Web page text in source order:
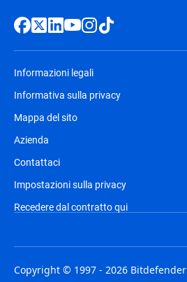
Informazioni legali
Informativa sulla privacy
Mappa del sito
Azienda
Contattaci
Impostazioni sulla privacy
Recedere dal contratto qui
Copyright © 1997 - 2026 Bitdefender